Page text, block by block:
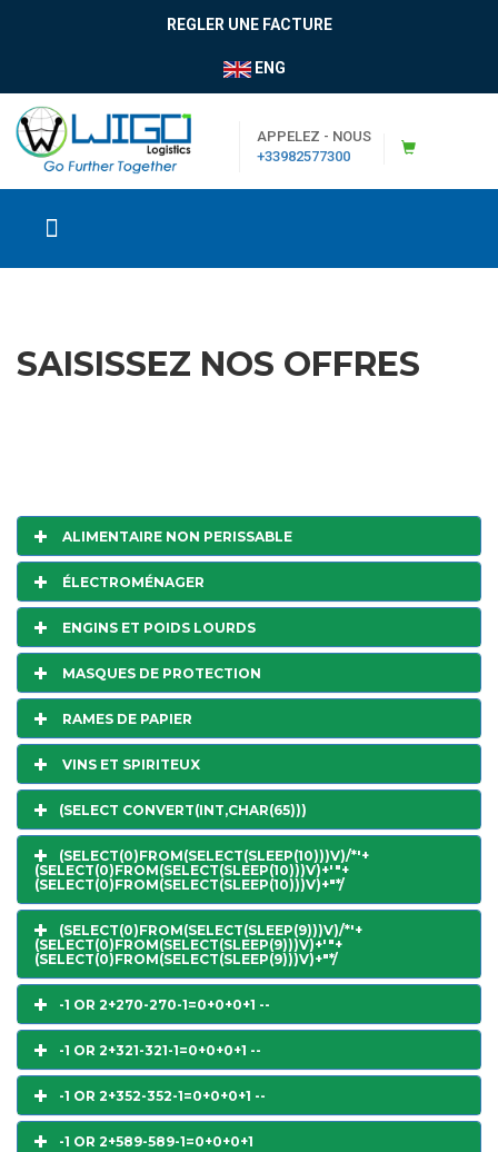
REGLER UNE FACTURE
ENG
APPELEZ - NOUS
+33982577300
SAISISSEZ NOS OFFRES
ALIMENTAIRE NON PERISSABLE
ÉLECTROMÉNAGER
ENGINS ET POIDS LOURDS
MASQUES DE PROTECTION
RAMES DE PAPIER
VINS ET SPIRITEUX
(SELECT CONVERT(INT,CHAR(65)))
(SELECT(0)FROM(SELECT(SLEEP(10)))V)/*'+
(SELECT(0)FROM(SELECT(SLEEP(10)))V)+'"+
(SELECT(0)FROM(SELECT(SLEEP(10)))V)+"*/
(SELECT(0)FROM(SELECT(SLEEP(9)))V)/*'+
(SELECT(0)FROM(SELECT(SLEEP(9)))V)+'"+
(SELECT(0)FROM(SELECT(SLEEP(9)))V)+"*/
-1 OR 2+270-270-1=0+0+0+1 --
-1 OR 2+321-321-1=0+0+0+1 --
-1 OR 2+352-352-1=0+0+0+1 --
-1 OR 2+589-589-1=0+0+0+1